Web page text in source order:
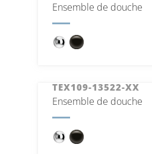
Ensemble de douche
TEX109-13522-XX
Ensemble de douche